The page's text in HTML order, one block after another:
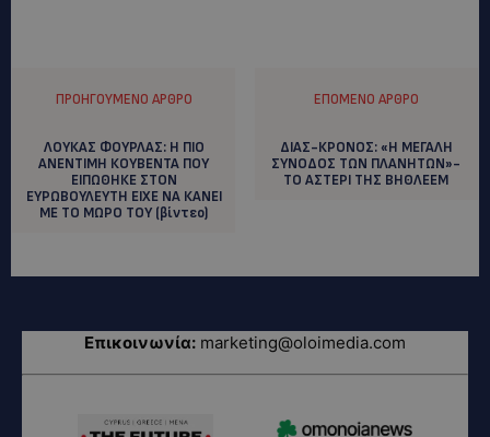
ΠΡΟΗΓΟΎΜΕΝΟ ΆΡΘΡΟ
ΛΟΥΚΑΣ ΦΟΥΡΛΑΣ: Η ΠΙΟ
ΑΝΕΝΤΙΜΗ ΚΟΥΒΕΝΤΑ ΠΟΥ
ΕΙΠΩΘΗΚΕ ΣΤΟΝ
ΕΥΡΩΒΟΥΛΕΥΤΗ ΕΙΧΕ ΝΑ ΚΑΝΕΙ
ΜΕ ΤΟ ΜΩΡΟ ΤΟΥ (βίντεο)
ΕΠΌΜΕΝΟ ΆΡΘΡΟ
ΔΙΑΣ-ΚΡΟΝΟΣ: «H ΜΕΓΑΛΗ
ΣΥΝΟΔΟΣ ΤΩΝ ΠΛΑΝΗΤΩΝ»-
ΤΟ ΑΣΤΕΡΙ ΤΗΣ ΒΗΘΛΕΕΜ
Επικοινωνία: marketing@oloimedia.com